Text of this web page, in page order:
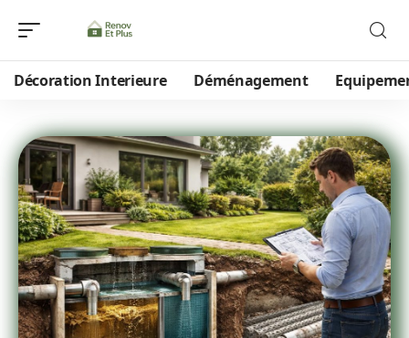
Décoration Interieure Déménagement